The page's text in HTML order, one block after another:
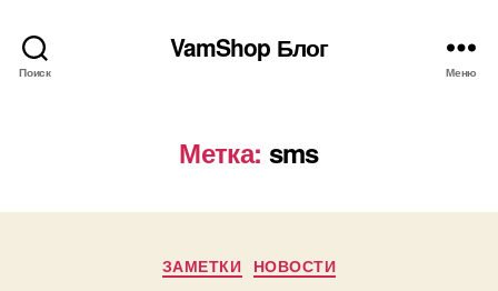
Поиск
VamShop Блог
Меню
Метка: sms
Рубрики
ЗАМЕТКИ НОВОСТИ